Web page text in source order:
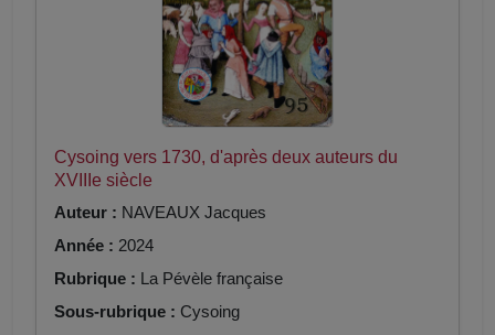
Cysoing vers 1730, d'après deux auteurs du
XVIIIe siècle
Auteur : NAVEAUX Jacques
Année : 2024
Rubrique : La Pévèle française
Sous-rubrique : Cysoing